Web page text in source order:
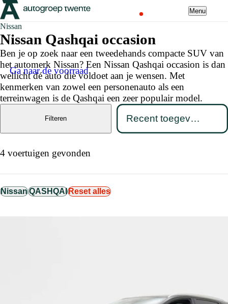
Menu
Nissan
Nissan Qashqai occasion
Ben je op zoek naar een tweedehands compacte SUV van
het automerk Nissan? Een Nissan Qashqai occasion is dan
wellicht dé auto die voldoet aan je wensen. Met
kenmerken van zowel een personenauto als een
terreinwagen is de Qashqai een zeer populair model.
Ga naar de voorraad
4 voertuigen gevonden
Filteren
NissanQASHQAIReset alles